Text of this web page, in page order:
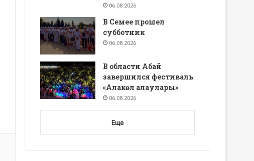
06.08.2026
В Семее прошел
субботник
06.08.2026
В области Абай
завершился фестиваль
«Алакөл алаулары»
06.08.2026
Еще